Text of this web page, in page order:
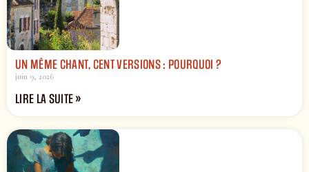
UN MÊME CHANT, CENT VERSIONS : POURQUOI ?
juin 9, 2026
LIRE LA SUITE »